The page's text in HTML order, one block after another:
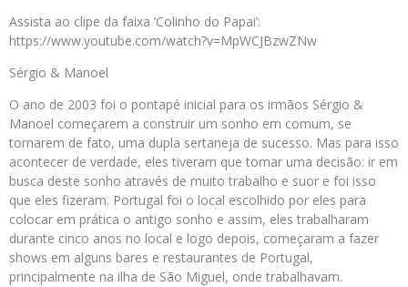
Assista ao clipe da faixa ‘Colinho do Papai’:
https://www.youtube.com/watch?v=MpWCJBzwZNw
Sérgio & Manoel
O ano de 2003 foi o pontapé inicial para os irmãos Sérgio &
Manoel começarem a construir um sonho em comum, se
tornarem de fato, uma dupla sertaneja de sucesso. Mas para isso
acontecer de verdade, eles tiveram que tomar uma decisão: ir em
busca deste sonho através de muito trabalho e suor e foi isso
que eles fizeram. Portugal foi o local escolhido por eles para
colocar em prática o antigo sonho e assim, eles trabalharam
durante cinco anos no local e logo depois, começaram a fazer
shows em alguns bares e restaurantes de Portugal,
principalmente na ilha de São Miguel, onde trabalhavam.